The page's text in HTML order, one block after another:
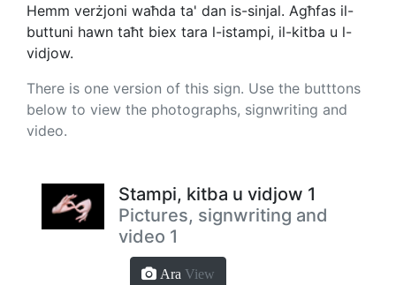
Hemm verżjoni waħda ta' dan is-sinjal. Agħfas il-
buttuni hawn taħt biex tara l-istampi, il-kitba u l-
vidjow.
There is one version of this sign. Use the butttons
below to view the photographs, signwriting and
video.
Stampi, kitba u vidjow 1
Pictures, signwriting and
video 1
Ara View